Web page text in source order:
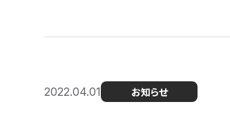
2022.04.01 お知らせ